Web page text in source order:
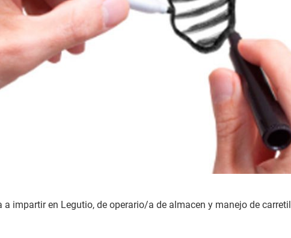
a impartir en Legutio, de operario/a de almacen y manejo de